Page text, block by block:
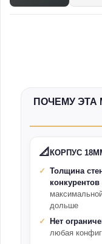
ПОЧЕМУ
📐 КОРПУС
Толщина
конкурентов
дольше
Нет
любая